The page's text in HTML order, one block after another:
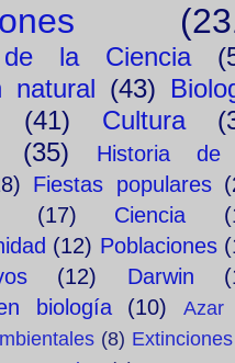
de la Ciencia
natural (43)
(41) Cultura
(35)
Historia
Fiestas populares
(17) Ciencia
(12) Poblaciones
(12) Darwin
biología
(10)
Azar
(8) Extinciones